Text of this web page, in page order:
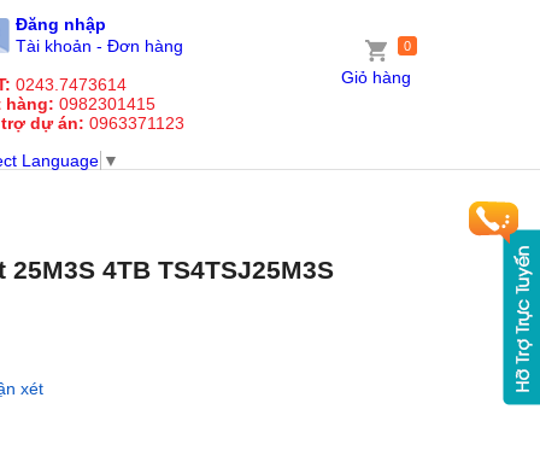
0
Giỏ hàng
Đăng nhập
Tài khoản - Đơn hàng
0243.7473614
hàng: 0982301415
dự án: 0963371123
Language ▼
4TB TS4TSJ25M3S
xét